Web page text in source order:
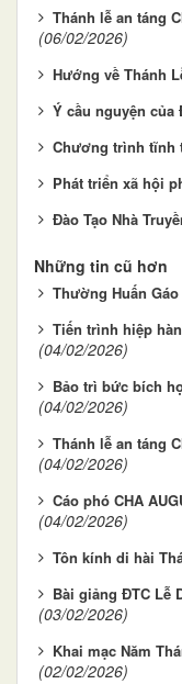
Thánh lễ an táng
(06/02/2026)
Hướng về Thánh
Ý cầu nguyện của
Chương trình tĩnh
Phát triển xã hội
Đào Tạo Nhà
Những tin cũ hơn
Thường Huấn Gáo
Tiến trình hiệp
(04/02/2026)
Bảo trì bức bích
(04/02/2026)
Thánh lễ an táng
(04/02/2026)
Cáo phó CHA
(04/02/2026)
Tôn kính di hài
Bài giảng ĐTC Lễ
(03/02/2026)
Khai mạc Năm
(02/02/2026)